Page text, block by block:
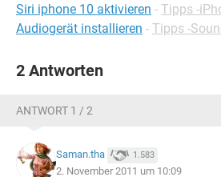
Siri iphone 10 aktivieren - Tipps -
Audiogerät installieren - Tipps -
2 Antworten
ANTWORT 1 / 2
Saman.tha 1.583
2. November 2011 um 10:09